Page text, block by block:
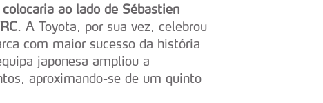
ao lado de Sébastien
. A Toyota, por sua vez, celebrou
com maior sucesso da história
japonesa ampliou a
aproximando-se de um quinto